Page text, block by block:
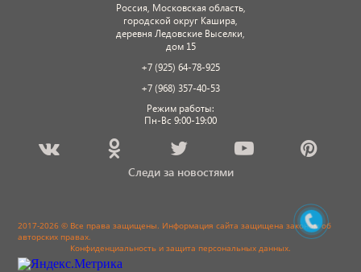
Россия, Московская область,
городской округ Кашира,
деревня Ледовские Выселки,
дом 15
+7 (925) 64-78-925
+7 (968) 357-40-53
Режим работы:
Пн-Вс 9:00-19:00
Следи за новостями
2017-2026 © Все права защищены. Информация сайта защищена законом об
авторских правах.
Конфиденциальность и защита персональных данных.